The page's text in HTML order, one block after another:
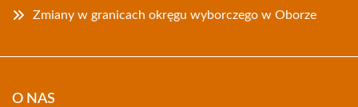
Zmiany w granicach okręgu wyborczego w Oborze
O NAS